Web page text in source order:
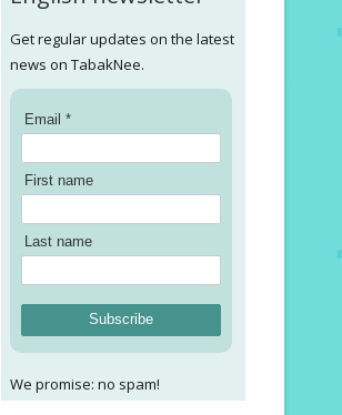
Get regular updates on the latest
news on TabakNee.
Email *
First name
Last name
Subscribe
We promise: no spam!